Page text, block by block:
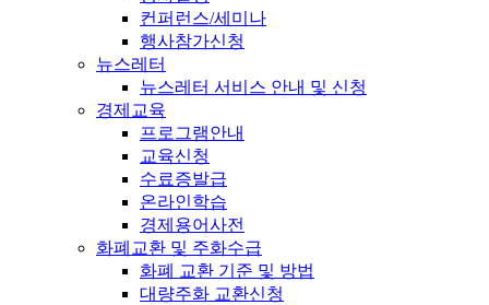
컨퍼런스/세미나
행사참가신청
뉴스레터
뉴스레터 서비스 안내 및 신청
경제교육
프로그램안내
교육신청
수료증발급
온라인학습
경제용어사전
화폐교환 및 주화수급
화폐 교환 기준 및 방법
대량주화 교환신청